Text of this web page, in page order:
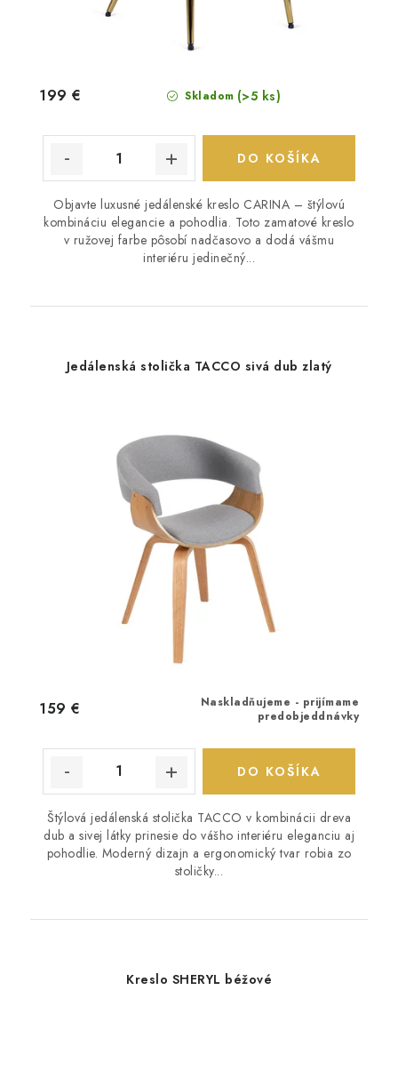
Skladom (>5 ks)
199 €
DO KOŠÍKA
Objavte luxusné jedálenské kreslo CARINA – štýlovú
kombináciu elegancie a pohodlia. Toto zamatové kreslo
v ružovej farbe pôsobí nadčasovo a dodá vášmu
interiéru jedinečný...
Jedálenská stolička TACCO sivá dub zlatý
Naskladňujeme - prijímame
predobjeddnávky
159 €
DO KOŠÍKA
Štýlová jedálenská stolička TACCO v kombinácii dreva
dub a sivej látky prinesie do vášho interiéru eleganciu aj
pohodlie. Moderný dizajn a ergonomický tvar robia zo
stoličky...
Kreslo SHERYL béžové